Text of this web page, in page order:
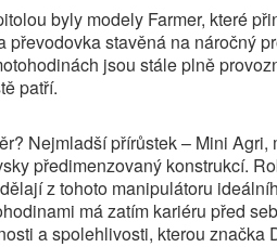
byly modely Farmer, které
převodovka stavěná na náročný
jsou stále plně
patří.
Nejmladší přírůstek – Mini Agri,
předimenzovaný konstrukcí.
z tohoto manipulátoru
má zatím kariéru před
a spolehlivosti, kterou značka